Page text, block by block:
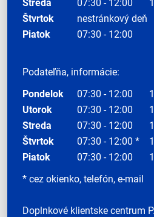
Streda
07:30 - 12:00
Štvrtok
nestránkový deň
Piatok
07:30 - 12:00
Podateľňa, informácie:
Pondelok
07:30 - 12:00
Utorok
07:30 - 12:00
Streda
07:30 - 12:00
Štvrtok
07:30 - 12:00 *
Piatok
07:30 - 12:00
* cez okienko, telefón, e-mail
Doplnkové klientske centrum